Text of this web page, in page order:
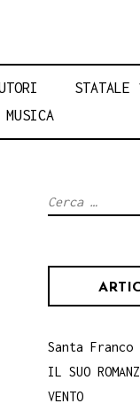
STATALE
MUSICA
Ricerca
Santa Franco
IL SUO
VENTO